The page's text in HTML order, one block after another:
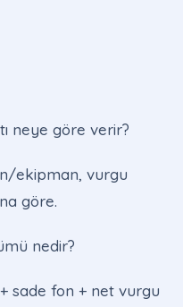
neye göre verir?
ekipman, vurgu
göre.
nedir?
sade fon + net vurgu